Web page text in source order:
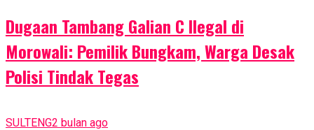
Dugaan Tambang Galian C Ilegal di
Morowali: Pemilik Bungkam, Warga Desak
Polisi Tindak Tegas
SULTENG2 bulan ago